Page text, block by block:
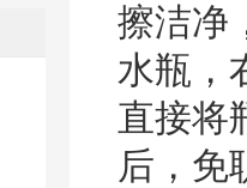
擦洁净
水瓶，
直接将
后，免